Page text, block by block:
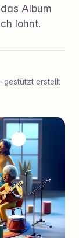
Album
lohnt.
gestützt erstellt